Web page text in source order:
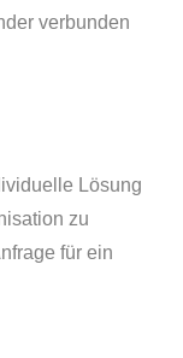
verbunden
Lösung
zu
für ein